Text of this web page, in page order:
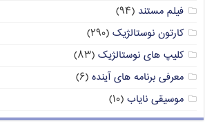
فیلم مستند (۹۴)
کارتون نوستالژیک (۲۹۰)
کلیپ های نوستالژیک (۸۳)
معرفی برنامه های آینده (۶)
موسیقی نایاب (۱۰)